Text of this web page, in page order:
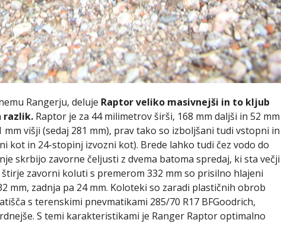
Rangerju, deluje Raptor veliko masivnejši in to kljub
razlik. Raptor je za 44 milimetrov širši, 168 mm daljši in 52 mm
višji (sedaj 281 mm), prav tako so izboljšani tudi vstopni in
kot in 24-stopinj izvozni kot). Brede lahko tudi čez vodo do
skrbijo zavorne čeljusti z dvema batoma spredaj, ki sta večji
zavorni koluti s premerom 332 mm so prisilno hlajeni
mm, zadnja pa 24 mm. Koloteki so zaradi plastičnih obrob
s terenskimi pnevmatikami 285/70 R17 BFGoodrich,
S temi karakteristikami je Ranger Raptor optimalno